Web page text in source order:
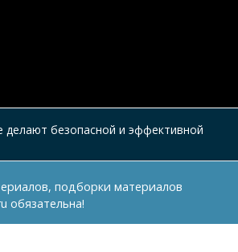
делают безопасной и эффективной
подборки материалов
обязательна!